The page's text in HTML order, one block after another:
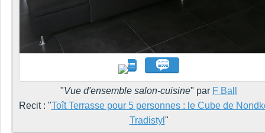
"Vue d'ensemble salon-cuisine" par F Ball
Recit : "Toît Terrasse pour 5 personnes : le Cube de
Tradistyl "